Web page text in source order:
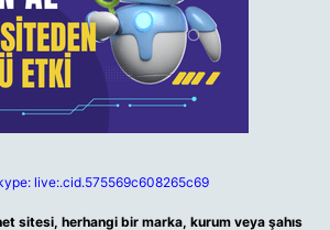
live:.cid.575569c608265c69
sitesi, herhangi bir marka, kurum veya şahıs